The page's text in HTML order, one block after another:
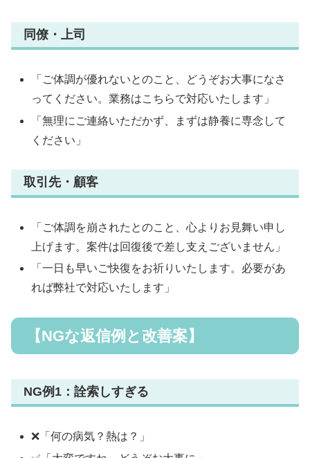
同僚・上司
「ご体調が優れないとのこと、どうぞお大事になさ
ってください。業務はこちらで対応いたします」
「無理にご連絡いただかず、まずは静養に専念して
ください」
取引先・顧客
「ご体調を崩されたとのこと、心よりお見舞い申し
上げます。案件は回復後で差し支えございません」
「一日も早いご快復をお祈りいたします。必要があ
れば弊社で対応いたします」
【NGな返信例と改善案】
NG例1：詮索しすぎる
❌「何の病気？熱は？」